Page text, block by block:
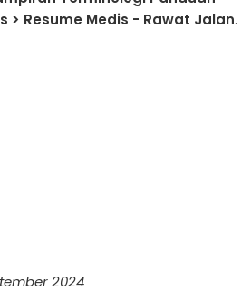
> Resume Medis - Rawat Jalan.
2024